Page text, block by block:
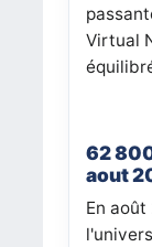
Virtual
62
aout
En